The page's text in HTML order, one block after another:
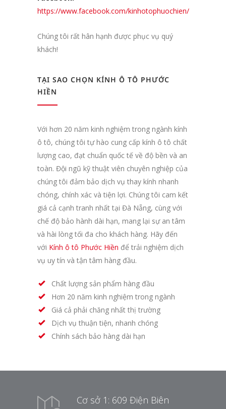
https://www.facebook.com/kinhotophuochien/
Chúng tôi rất hân hạnh được phục vụ quý
khách!
TẠI SAO CHỌN KÍNH Ô TÔ PHƯỚC
HIỀN
Với hơn 20 năm kinh nghiệm trong ngành kính
ô tô, chúng tôi tự hào cung cấp kính ô tô chất
lượng cao, đạt chuẩn quốc tế về độ bền và an
toàn. Đội ngũ kỹ thuật viên chuyên nghiệp của
chúng tôi đảm bảo dịch vụ thay kính nhanh
chóng, chính xác và tiện lợi. Chúng tôi cam kết
giá cả cạnh tranh nhất tại Đà Nẵng, cùng với
chế độ bảo hành dài hạn, mang lại sự an tâm
và hài lòng tối đa cho khách hàng. Hãy đến
với Kính ô tô Phước Hiền để trải nghiệm dịch
vụ uy tín và tận tâm hàng đầu.
Chất lượng sản phẩm hàng đầu
Hơn 20 năm kinh nghiệm trong ngành
Giá cả phải chăng nhất thị trường
Dịch vụ thuận tiện, nhanh chóng
Chính sách bảo hàng dài hạn
Cơ sở 1: 609 Điện Biên